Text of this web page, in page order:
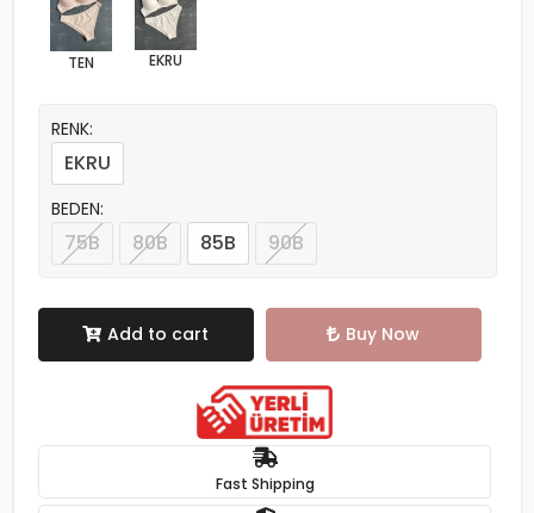
TEN EKRU
RENK:
EKRU
BEDEN:
75B 80B 85B 90B
Add to cart Buy Now
Fast Shipping